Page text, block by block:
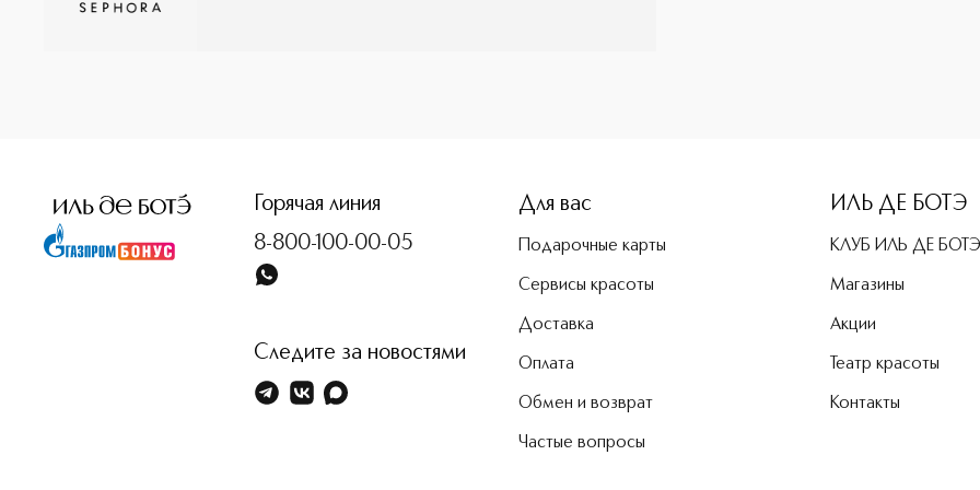
Горячая линия
8-800-100-00-05
Следите за новостями
Для вас
Подарочные карты
Сервисы красоты
Доставка
Оплата
Обмен и возврат
Частые вопросы
ИЛЬ ДЕ БОТЭ
КЛУБ ИЛЬ ДЕ БОТЭ
Магазины
Акции
Театр красоты
Контакты